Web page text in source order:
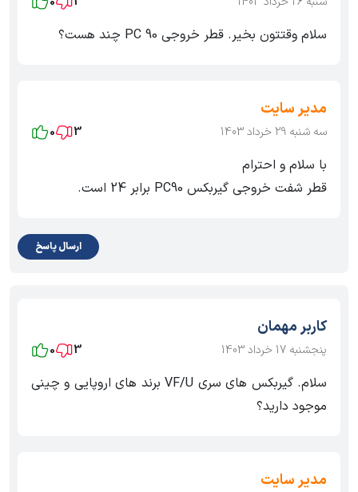
سلام وقتتون بخیر. قطر خروجی PC 90 چند هست؟
مدیر سایت
سه شنبه 29 خرداد 1403 3
0
با سلام و احترام
قطر شفت خروجی گیربکس PC90 برابر 24 است.
ارسال پاسخ
کاربر مهمان
پنجشنبه 17 خرداد 1403 3
0
سلام. گیربکس های سری VF/U برند های اروپایی و چینی
موجود دارید؟
مدیر سایت